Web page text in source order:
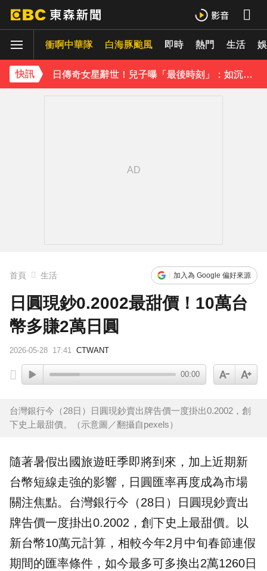
衝啊中華隊 白海豚颱風 即時 熱門 生活
快訊
曾國城、徐乃麟當眾激吻！戳破保鮮膜「抱頭狂親」他求饒喊：沒氣了
首頁 生活 加入為 Google 偏好來源
日圓現鈔0.2002最甜價！10萬台
幣多賺2萬日圓
2026-05-28 17:41 CTWANT
00:00
台灣銀行今（28日）日圓現鈔賣出牌告價一度掛出0.2002，創
下史上最甜價。（示意圖／翻攝自pexels）
隨著暑假出國旅遊旺季即將到來，加上近期新
台幣短線走強的影響， 日圓 匯率再度成為市場
關注焦點。台灣銀行今（28日）日圓現鈔賣出
牌告價一度掛出0.2002，創下史上最甜價。以
新台幣10萬元計算，相較今年2月中旬春節連假
期間的匯率條件，如今最多可多換出2萬1260日